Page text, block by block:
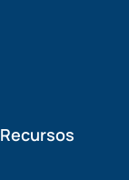
Recursos